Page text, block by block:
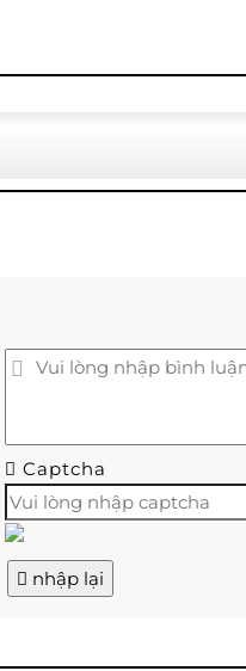
Captcha
nhập lại